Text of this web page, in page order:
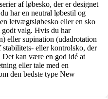
af løbesko, der er designet
har en neutral løbestil og
letvægtsløbesko eller en sko
valg. Hvis du har
eller supination (udadrotation
eller kontrolsko, der
Det kan være en god idé at
eller tale med en
den bedste type New